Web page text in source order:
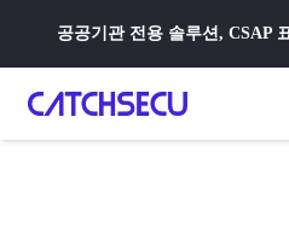
공공기관 전용 솔루션, CSAP